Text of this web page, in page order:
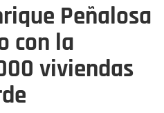
Peñalosa
con la
viviendas